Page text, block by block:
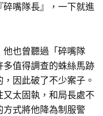
嘴隊長』，一下就進
也曾聽過「碎嘴隊
值得調查的蛛絲馬跡
因此破了不少案子。
太固執，和局長處不
式將他降為制服警